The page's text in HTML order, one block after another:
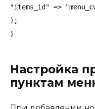
"items_id" =>
);
Настройка
пунктам